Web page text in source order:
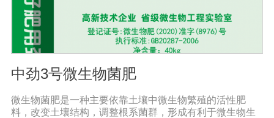
中劲3号微生物菌肥
微生物菌肥是一种主要依靠土壤中微生物繁殖的活性肥
料，改变土壤结构，调整根系菌群，形成有利于微生物生